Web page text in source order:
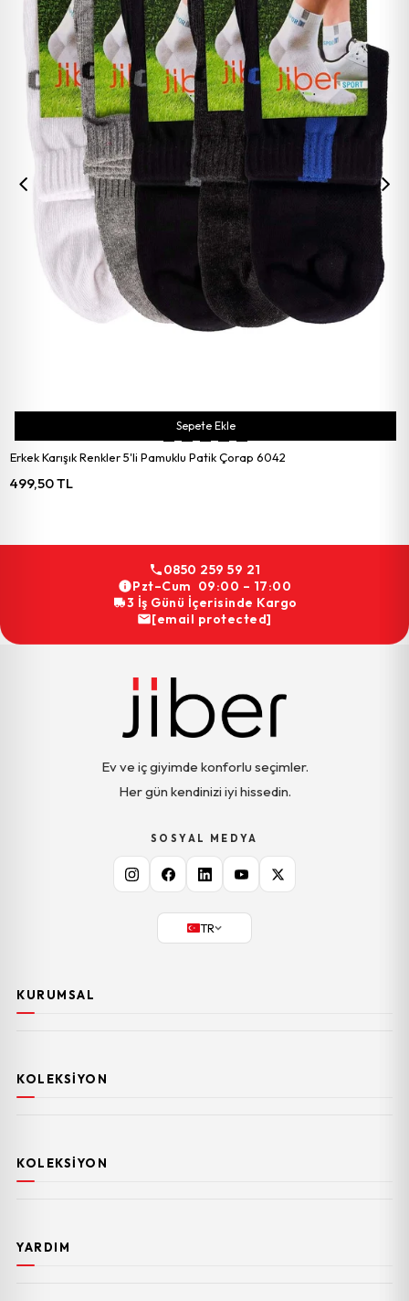
Erkek Karışık Renkler 5'li Pamuklu Patik Çorap 6042
499,50 TL
Sepete Ekle
0850 259 59 21
Pzt–Cum 09:00 – 17:00
3 İş Günü İçerisinde Kargo
[email protected]
Ev ve iç giyimde konforlu seçimler.
Her gün kendinizi iyi hissedin.
SOSYAL MEDYA
TR
KURUMSAL
KOLEKSIYON
KOLEKSIYON
YARDIM